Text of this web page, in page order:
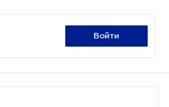
войти